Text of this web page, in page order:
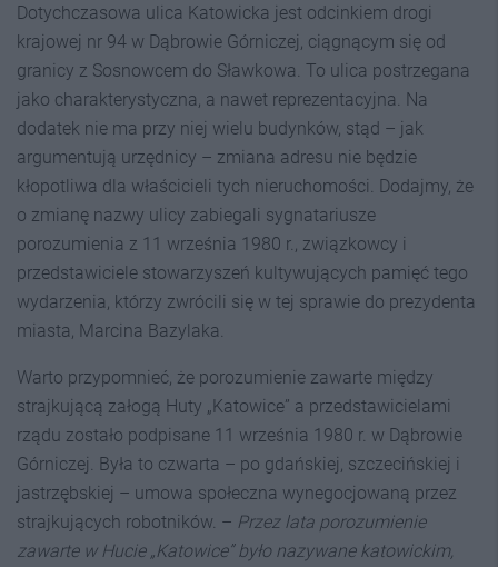
Dotychczasowa ulica Katowicka jest odcinkiem drogi
krajowej nr 94 w Dąbrowie Górniczej, ciągnącym się od
granicy z Sosnowcem do Sławkowa. To ulica postrzegana
jako charakterystyczna, a nawet reprezentacyjna. Na
dodatek nie ma przy niej wielu budynków, stąd – jak
argumentują urzędnicy – zmiana adresu nie będzie
kłopotliwa dla właścicieli tych nieruchomości. Dodajmy, że
o zmianę nazwy ulicy zabiegali sygnatariusze
porozumienia z 11 września 1980 r., związkowcy i
przedstawiciele stowarzyszeń kultywujących pamięć tego
wydarzenia, którzy zwrócili się w tej sprawie do prezydenta
miasta, Marcina Bazylaka.
Warto przypomnieć, że porozumienie zawarte między
strajkującą załogą Huty „Katowice” a przedstawicielami
rządu zostało podpisane 11 września 1980 r. w Dąbrowie
Górniczej. Była to czwarta – po gdańskiej, szczecińskiej i
jastrzębskiej – umowa społeczna wynegocjowaną przez
strajkujących robotników. – Przez lata porozumienie
zawarte w Hucie „Katowice” było nazywane katowickim,